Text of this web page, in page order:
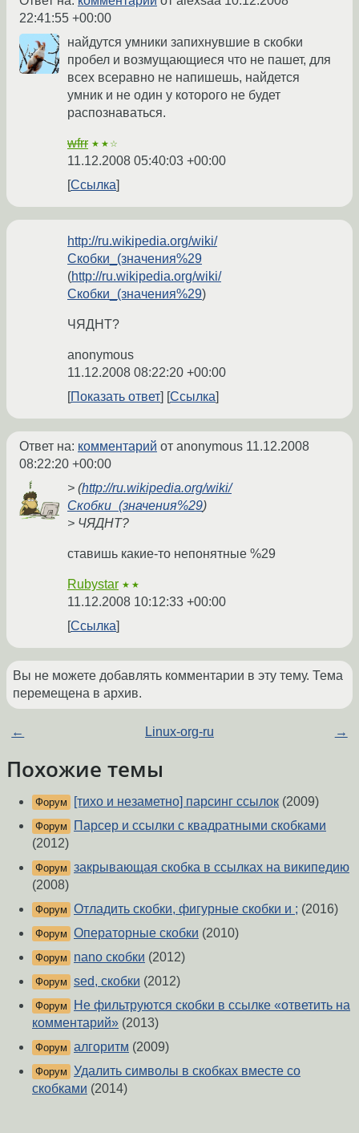
22:41:55 +00:00
найдутся умники запихнувшие в скобки
пробел и возмущающиеся что не пашет, для
всех всеравно не напишешь, найдется
умник и не один у которого не будет
распознаваться.
wfrr ★★☆
11.12.2008 05:40:03 +00:00
Ссылка
http://ru.wikipedia.org/wiki/
Скобки_(значения%29
(http://ru.wikipedia.org/wiki/
Скобки_(значения%29)
ЧЯДНТ?
anonymous
11.12.2008 08:22:20 +00:00
Показать ответ
Ссылка
Ответ на: комментарий от anonymous 11.12.2008
08:22:20 +00:00
> (http://ru.wikipedia.org/wiki/
Скобки_(значения%29)
> ЧЯДНТ?
ставишь какие-то непонятные %29
Rubystar ★★
11.12.2008 10:12:33 +00:00
Ссылка
Вы не можете добавлять комментарии в эту тему. Тема
перемещена в архив.
← Linux-org-ru →
Похожие темы
Форум [тихо и незаметно] парсинг ссылок (2009)
Форум
Парсер и ссылки с квадратными скобками
(2012)
Форум закрывающая скобка в ссылках на википедию
(2008)
Форум Отладить скобки, фигурные скобки и ; (2016)
Форум Операторные скобки (2010)
Форум nano скобки (2012)
Форум sed, скобки (2012)
Форум
Не фильтруются скобки в ссылке «ответить на
комментарий» (2013)
Форум алгоритм (2009)
Форум Удалить символы в скобках вместе со
скобками (2014)